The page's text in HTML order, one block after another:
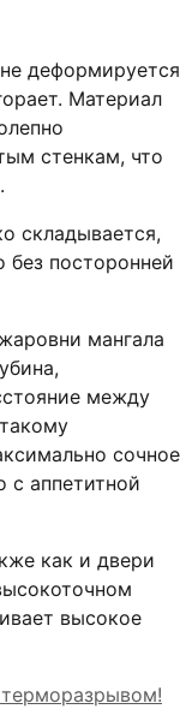
деформируется
Материал
стенкам, что
складывается,
без посторонней
мангала
между
сочное
аппетитной
как и двери
высокое